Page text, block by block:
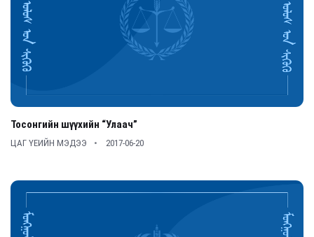
Тосонгийн шүүхийн “Улаач”
ЦАГ ҮЕИЙН МЭДЭЭ 2017-06-20